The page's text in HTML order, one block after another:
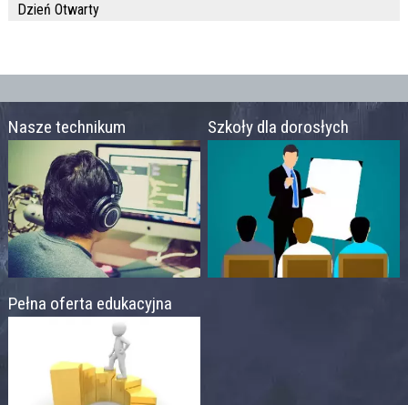
Dzień Otwarty
Nasze technikum Szkoły dla dorosłych
Pełna oferta edukacyjna